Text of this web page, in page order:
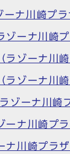
ナ川崎プラ
ゾーナ川崎プ
ゾーナ川崎
ゾーナ川崎
ゾーナ川崎
ナ川崎プラ
ナ川崎プラザ